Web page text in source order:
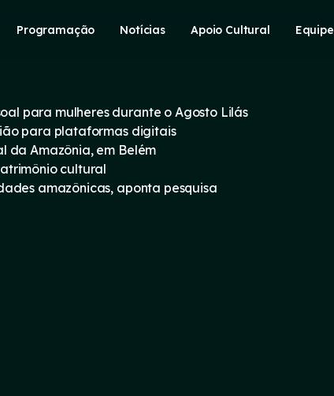
Programação Notícias Apoio Cultural Equipe
para mulheres durante o Agosto Lilás
para plataformas digitais
da Amazônia, em Belém
cultural
amazônicas, aponta pesquisa